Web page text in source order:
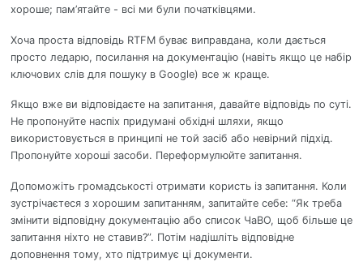
хороше; пам’ятайте - всі ми були початківцями.
Хоча проста відповідь RTFM буває виправдана, коли дається
просто ледарю, посилання на документацію (навіть якщо це набір
ключових слів для пошуку в Google) все ж краще.
Якщо вже ви відповідаєте на запитання, давайте відповідь по суті.
Не пропонуйте наспіх придумані обхідні шляхи, якщо
використовується в принципі не той засіб або невірний підхід.
Пропонуйте хороші засоби. Переформулюйте запитання.
Допоможіть громадськості отримати користь із запитання. Коли
зустрічаєтеся з хорошим запитанням, запитайте себе: “Як треба
змінити відповідну документацію або список ЧаВО, щоб більше це
запитання ніхто не ставив?”. Потім надішліть відповідне
доповнення тому, хто підтримує ці документи.